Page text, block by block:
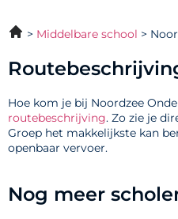
Middelbare school
Hoe kom je bij Noordzee
routebeschrijving. Zo zie je
Groep het makkelijkste kan
openbaar vervoer.
Nog meer